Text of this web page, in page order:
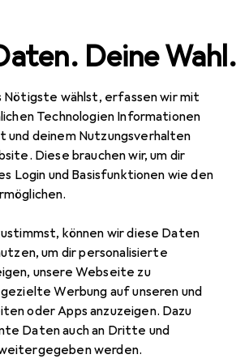
Deine Wahl.
Nötigste wählst, erfassen wir mit
Technologien Informationen
und deinem Nutzungsverhalten
Diese brauchen wir, um dir
Login und Basisfunktionen wie den
können wir diese Daten
um dir personalisierte
unsere Webseite zu
Werbung auf unseren und
oder Apps anzuzeigen. Dazu
Daten auch an Dritte und
werden.
Elektroinstallation